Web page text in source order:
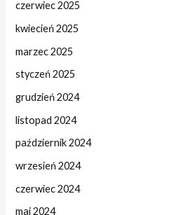
czerwiec 2025
kwiecień 2025
marzec 2025
styczeń 2025
grudzień 2024
listopad 2024
październik 2024
wrzesień 2024
czerwiec 2024
maj 2024